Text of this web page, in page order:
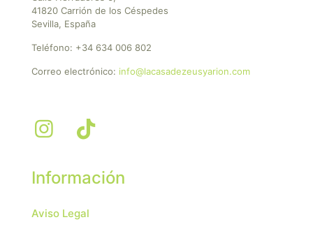
41820 Carrión de los Céspedes
Sevilla, España
Teléfono: +34 634 006 802
Correo electrónico: info@lacasadezeusyarion.com
Información
Aviso Legal